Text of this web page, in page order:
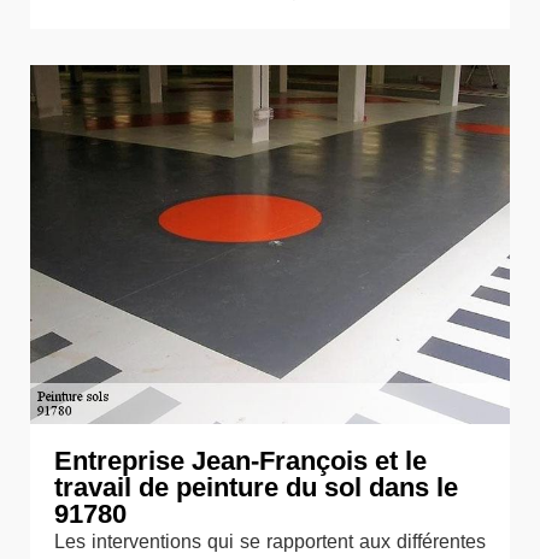
Entreprise Jean-François et le
travail de peinture du sol dans le
91780
Les interventions qui se rapportent aux différentes